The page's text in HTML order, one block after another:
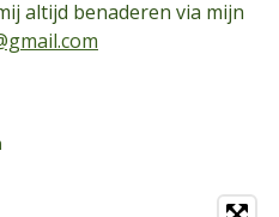
altijd benaderen via mijn